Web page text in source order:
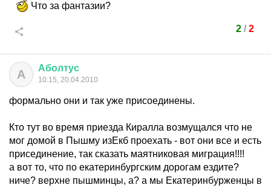
Что за фантазии?
2/ 2
А Аболтус
10:15, 20.04.2010
формально они и так уже присоединены.
Кто тут во время приезда Киралла возмущался что не
мог домой в Пышму изЕкб проехать - вот они все и есть
присединение, так сказать маятниковая миграция!!!!
а вот то, что по екатеринбургским дорогам ездите?
ниче? верхне пышминцы, а? а мы Екатеринбурженцы в